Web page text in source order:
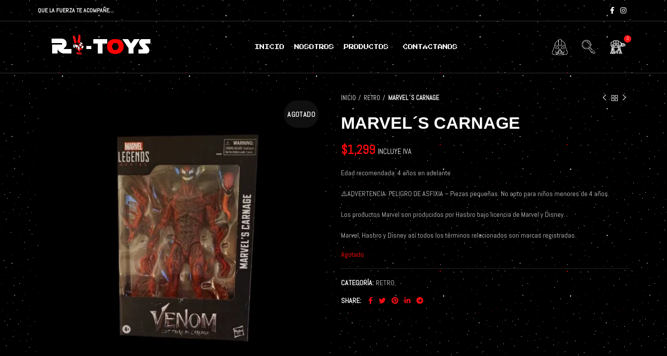
QUE LA FUERZA TE ACOMPAÑE…
INICIO NOSOTROS PRODUCTOS CONTÁCTANOS
0
AGOTADO
INICIO RETRO MARVEL´S CARNAGE
MARVEL´S CARNAGE
$1,299 INCLUYE IVA
Edad recomendada: 4 años en adelante
⚠️ADVERTENCIA: PELIGRO DE ASFIXIA – Piezas pequeñas. No apto para niños menores de 4 años.
Los productos Marvel son producidos por Hasbro bajo licencia de Marvel y Disney.
Marvel, Hasbro y Disney así todos los términos relacionados son marcas registradas.
Agotado
CATEGORÍA: RETRO
SHARE